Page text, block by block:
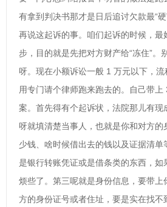
有拿到判决书那才是日后追讨欠款最“
再说这起诉的事。咱们起诉的时候，最
步，目的就是先把对方财产给“冻住”。
呀。现在小额诉讼一般 1 万元以下，
用专门请个律师跑来跑去的。自己带
案。首先得有个起诉状，法院那儿有现
呀就填清楚当事人，也就是你和对方的
少钱、啥时候借出去的钱以及证据清
是银行转账凭证或是借条类的东西，如
烦些了。第三呢就是身份信息，要带上
方的身份证号或者住址，要是实在找不